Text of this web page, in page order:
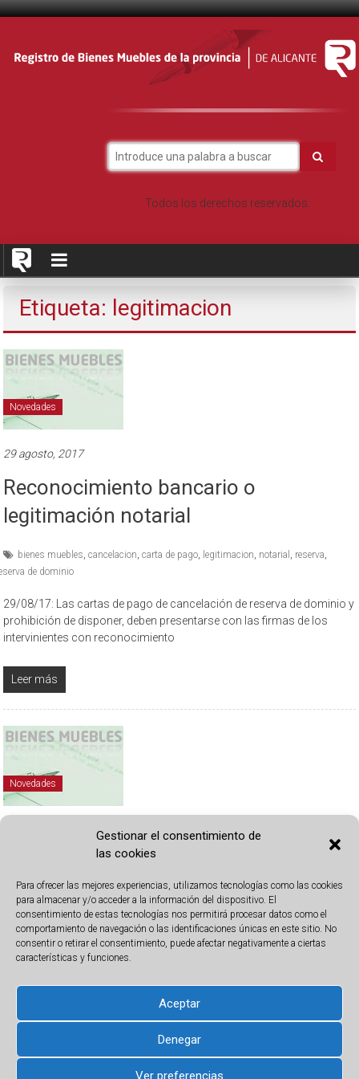
Gestionar el consentimiento de
las cookies
Para ofrecer las mejores experiencias, utilizamos tecnologías como las cookies
para almacenar y/o acceder a la información del dispositivo. El
consentimiento de estas tecnologías nos permitirá procesar datos como el
comportamiento de navegación o las identificaciones únicas en este sitio. No
consentir o retirar el consentimiento, puede afectar negativamente a ciertas
características y funciones.
Aceptar
Denegar
Ver preferencias
Saltar
Todos los derechos reservados.
Etiqueta: legitimacion
Novedades
29 agosto, 2017
Reconocimiento bancario o
legitimación notarial
bienes muebles,cancelacion,carta de pago, legitimacion, notarial , reserva,
de dominio
29/08/17: Las cartas de pago de cancelación de reserva de dominio y
prohibición de disponer, deben presentarse con las firmas de los
intervinientes con reconocimiento
Leer más
Novedades
Bienes Muebles nuevo teléfono
bienes muebles,cancelacion ,carta de pago,legitimacion,notarial
de dominio,teléfono bienes muebles
07/07/17: Cualquier consulta relativa a los servicios del Registro de